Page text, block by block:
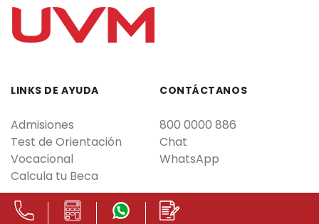
LINKS DE AYUDA
Admisiones
Test de Orientación
Vocacional
Calcula tu Beca
CONTÁCTANOS
800 0000 886
Chat
WhatsApp